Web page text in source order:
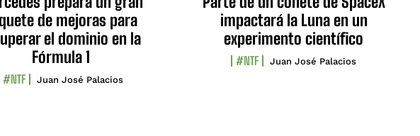
de mejoras para
el dominio en la
Fórmula 1
#NTF Juan José Palacios
impactará la Luna en un
experimento científico
#NTF Juan José Palacios